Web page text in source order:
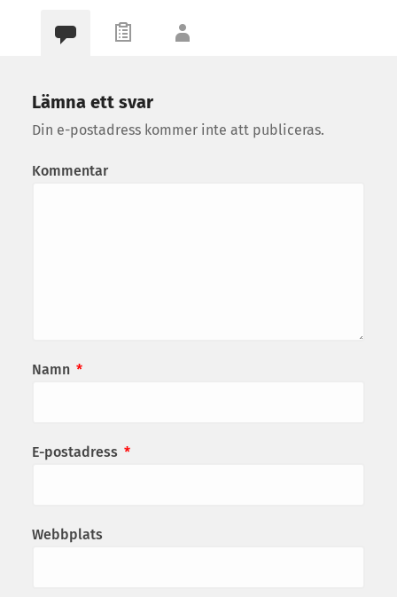
Lämna ett svar
Din e-postadress kommer inte att publiceras.
Kommentar
Namn *
E-postadress *
Webbplats